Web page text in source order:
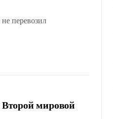
перевозил
мировой